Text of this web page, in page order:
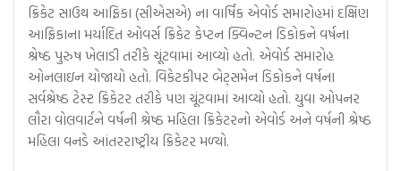
ક્રિકેટ સાઉથ આફ્રિકા (સીએસએ) ના વાર્ષિક એવોર્ડ સમારોહમાં દક્ષિણ
આફ્રિકાના મર્યાદિત ઓવર્સ ક્રિકેટ કેપ્ટન ક્વિન્ટન ડિકોકને વર્ષના
શ્રેષ્ઠ પુરુષ ખેલાડી તરીકે ચૂંટવામાં આવ્યો હતો. એવોર્ડ સમારોહ
ઓનલાઇન યોજાયો હતો. વિકેટકીપર બેટ્સમેન ડિકોકને વર્ષના
સર્વશ્રેષ્ઠ ટેસ્ટ ક્રિકેટર તરીકે પણ ચૂંટવામાં આવ્યો હતો. યુવા ઓપનર
લૌરા વોલવાર્ટને વર્ષની શ્રેષ્ઠ મહિલા ક્રિકેટરનો એવોર્ડ અને વર્ષની શ્રેષ્ઠ
મહિલા વનડે આંતરરાષ્ટ્રીય ક્રિકેટર મળ્યો.